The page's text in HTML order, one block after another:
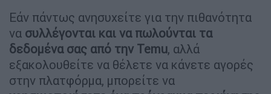
Εάν πάντως ανησυχείτε για την πιθανότητα
να συλλέγονται και να πωλούνται τα
δεδομένα σας από την Temu, αλλά
εξακολουθείτε να θέλετε να κάνετε αγορές
στην πλατφόρμα, μπορείτε να